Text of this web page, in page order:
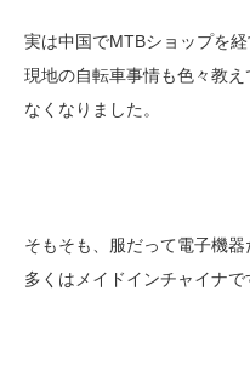
実は中国でMTBショップを
現地の自転車事情も色々教
なくなりました。
そもそも、服だって電子機
多くはメイドインチャイナで